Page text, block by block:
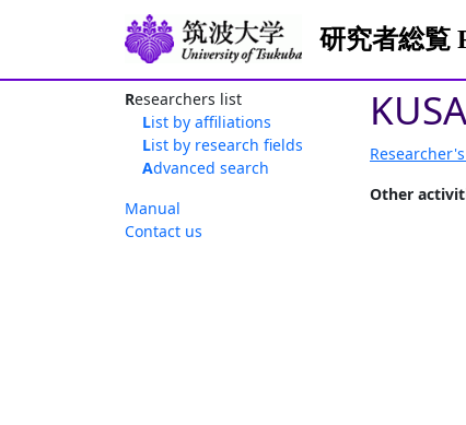
研究者総覧
Researchers list
List by affiliations
List by research fields
Advanced search
Manual
Contact us
Other